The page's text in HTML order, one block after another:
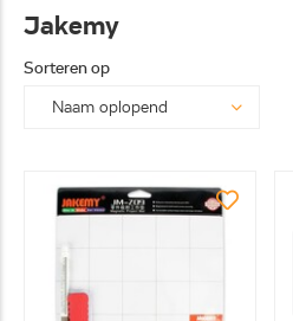
Jakemy
Sorteren op